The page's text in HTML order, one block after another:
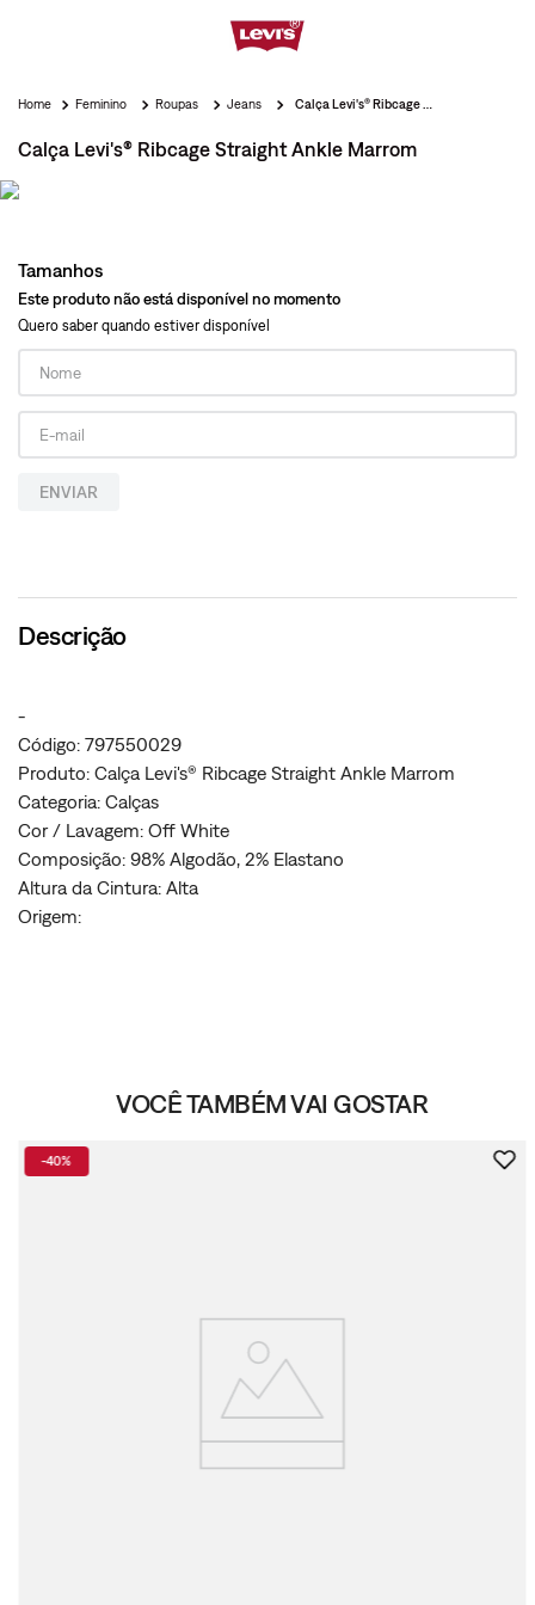
Feminino Roupas Jeans
Calça Levi's® Ribcage Straight Ankle Marrom
Tamanhos
Este produto não está disponível no momento
Quero saber quando estiver disponível
ENVIAR
Descrição
-
Código: 797550029
Produto: Calça Levi's® Ribcage Straight Ankle Marrom
Categoria: Calças
Cor / Lavagem: Off White
Composição: 98% Algodão, 2% Elastano
Altura da Cintura: Alta
Origem:
VOCÊ TAMBÉM VAI GOSTAR
-40%